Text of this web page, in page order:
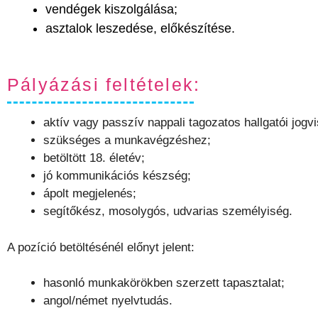
vendégek kiszolgálása;
asztalok leszedése, előkészítése.
Pályázási feltételek:
aktív vagy passzív nappali tagozatos hallgatói
szükséges a munkavégzéshez;
betöltött 18. életév;
jó kommunikációs készség;
ápolt megjelenés;
segítőkész, mosolygós, udvarias személyiség.
A pozíció betöltésénél előnyt jelent:
hasonló munkakörökben szerzett tapasztalat;
angol/német nyelvtudás.